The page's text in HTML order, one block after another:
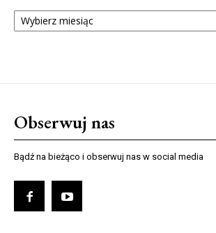
ARCHIWUM
NUMERÓW
Obserwuj nas
Bądź na bieżąco i obserwuj nas w social media